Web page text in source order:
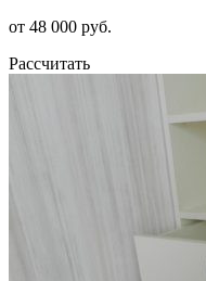
от 48 000 руб.
Рассчитать